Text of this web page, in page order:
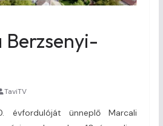
Berzsenyi-
TaviTV
évfordulóját ünneplő Marcali